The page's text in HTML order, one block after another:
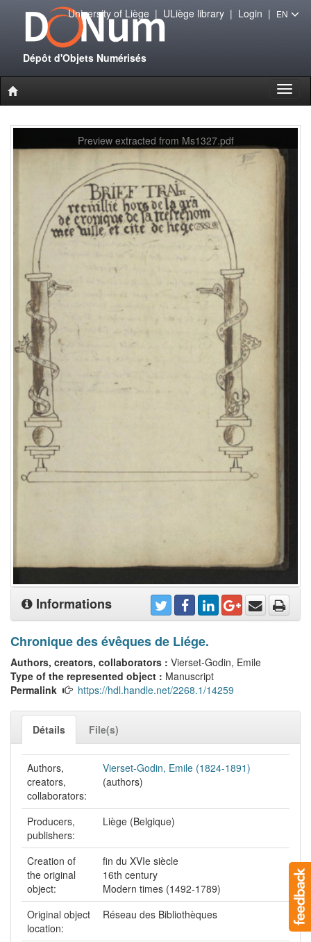
Dépôt d'Objets Numérisés
University of Liège| ULiège library| Login | EN
Preview extracted from Ms1327.pdf
Informations
Chronique des évêques de Liége.
Authors, creators, collaborators : Vierset-Godin, Emile
Type of the represented object : Manuscript
Permalink
https://hdl.handle.net/2268.1/14259
Détails File(s)
Authors,
creators,
collaborators:
Vierset-Godin, Emile (1824-1891)
(authors)
Producers,
publishers:
Liège (Belgique)
Creation of
the original
object:
fin du XVIe siècle
16th century
Modern times (1492-1789)
Original object
location:
Réseau des Bibliothèques